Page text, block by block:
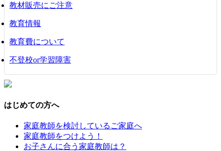
教材販売にご注意
教育情報
教育費について
不登校or学習障害
はじめての方へ
家庭教師を検討しているご家庭へ
家庭教師をつけよう！
お子さんに合う家庭教師は？